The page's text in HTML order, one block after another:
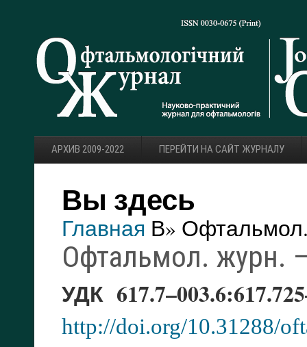
АРХИВ 2009-2022 ПЕРЕЙТИ НА САЙТ ЖУРНАЛУ
Вы здесь
Главная В»
Офтальмол. журн.
УДК
http://doi.org/10.31288/